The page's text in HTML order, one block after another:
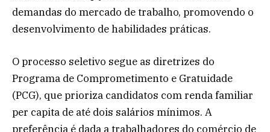
demandas do mercado de trabalho, promovendo o
desenvolvimento de habilidades práticas.
O processo seletivo segue as diretrizes do
Programa de Comprometimento e Gratuidade
(PCG), que prioriza candidatos com renda familiar
per capita de até dois salários mínimos. A
preferência é dada a trabalhadores do comércio de